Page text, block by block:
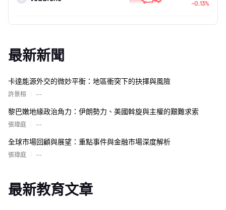
-0.13%
最新新聞
卡達能源外交的微妙平衡：地區衝突下的抉擇與風險
許景桓 --
黎巴嫩地緣政治角力：伊朗勢力、美國斡旋與主權的艱難求索
張瑋庭 --
全球市場回顧與展望：重點事件與金融市場深度解析
張瑋庭 --
最新教育文章